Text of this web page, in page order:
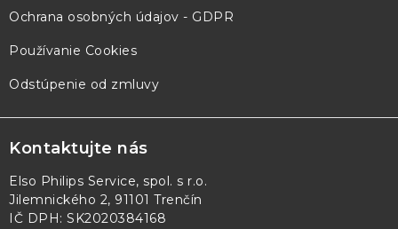
Ochrana osobných údajov - GDPR
Používanie Cookies
Odstúpenie od zmluvy
Kontaktujte nás
Elso Philips Service, spol. s r.o.
Jilemnického 2, 91101 Trenčín
IČ DPH: SK2020384168